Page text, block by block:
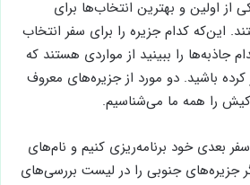
از اولین و بهترین انتخاب‌ها برای
این‌که کدام جزیره را برای سفر انتخاب
جاذبه‌ها را ببینید از مواردی هستند که
کرده باشید. دو مورد از جزیره‌های معروف
را همه ما می‌شناسیم.
بعدی خود برنامه‌ریزی کنیم و نام‌های
جزیره‌های جنوبی را در لیست بررسی‌های